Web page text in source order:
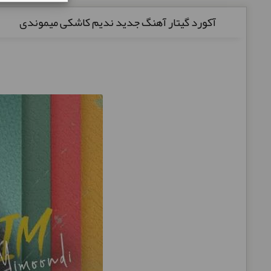
آکورد گیتار آهنگ جدید ندیم کاشکی میموندی